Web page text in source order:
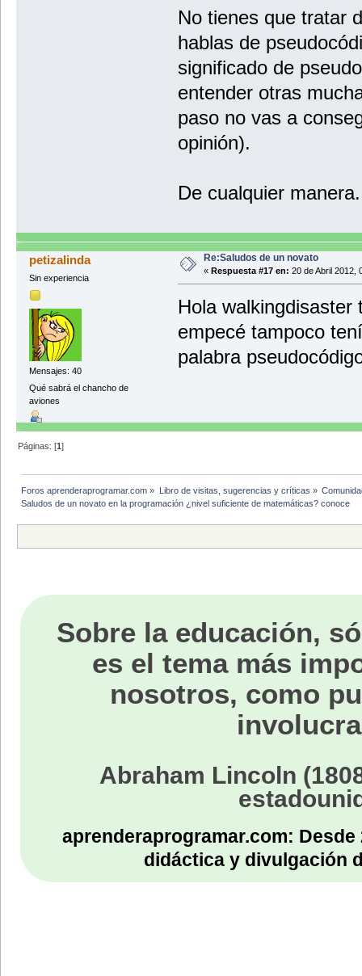
No tienes que tratar
hablas de
significado de
entender otras
paso no vas a
opinión).
De cualquier
petizalinda
Sin experiencia
Mensajes: 40
Qué sabrá el chancho de
aviones
Re:Saludos de un novato
« Respuesta #17 en: 20 de Abril 2012,
Hola walkingdisaster
empecé tampoco
palabra
Páginas: [1]
Foros aprenderaprogramar.com » Libro de visitas, sugerencias y críticas »
Saludos de un novato en la programación ¿nivel suficiente de matemáticas? conoce
Sobre la educación,
es el tema más
nosotros, como
Abraham Lincoln
aprenderaprogramar.com:
didáctica y divulgación